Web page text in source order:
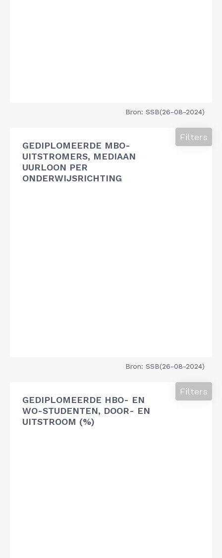
Bron: SSB(26-08-2024)
GEDIPLOMEERDE MBO-
UITSTROMERS, MEDIAAN
UURLOON PER
ONDERWIJSRICHTING
Filters
Bron: SSB(26-08-2024)
GEDIPLOMEERDE HBO- EN
WO-STUDENTEN, DOOR- EN
UITSTROOM (%)
Filters